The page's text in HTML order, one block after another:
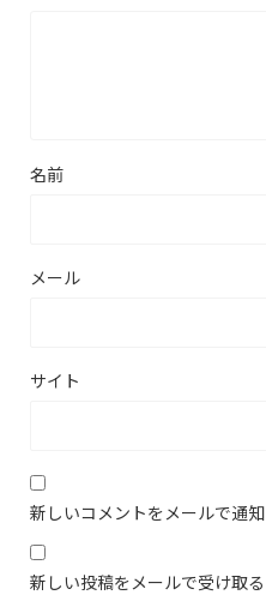
名前
メール
サイト
新しいコメントをメールで通知
新しい投稿をメールで受け取る